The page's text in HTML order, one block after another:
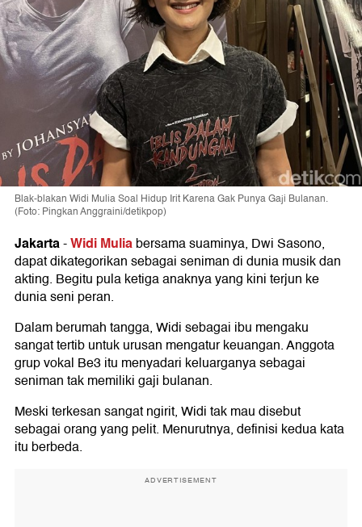
Blak-blakan Widi Mulia Soal Hidup Irit Karena Gak Punya Gaji Bulanan.
(Foto: Pingkan Anggraini/detikpop)
Jakarta-Widi Muliabersama suaminya, Dwi Sasono,
dapat dikategorikan sebagai seniman di dunia musik dan
akting. Begitu pula ketiga anaknya yang kini terjun ke
dunia seni peran.
Dalam berumah tangga, Widi sebagai ibu mengaku
sangat tertib untuk urusan mengatur keuangan. Anggota
grup vokal Be3 itu menyadari keluarganya sebagai
seniman tak memiliki gaji bulanan.
Meski terkesan sangat ngirit, Widi tak mau disebut
sebagai orang yang pelit. Menurutnya, definisi kedua kata
itu berbeda.
ADVERTISEMENT